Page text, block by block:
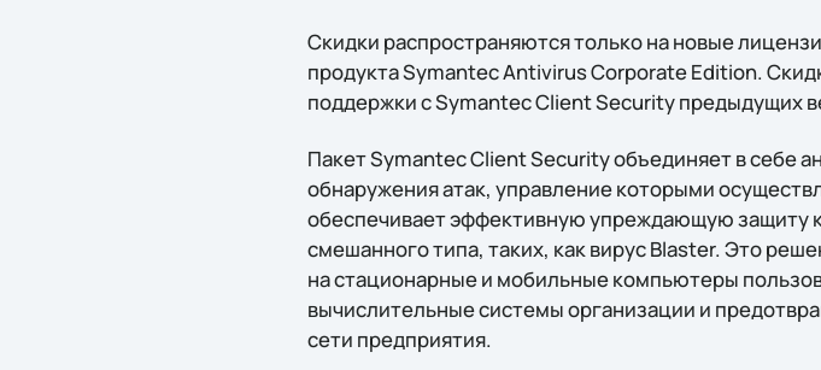
Скидки распространяются только на новые
продукта Symantec Antivirus Corporate Edition.
поддержки с Symantec Client Security предыдущих
Пакет Symantec Client Security объединяет в себе
обнаружения атак, управление которыми
обеспечивает эффективную упреждающую защиту
смешанного типа, таких, как вирус Blaster. Это
на стационарные и мобильные компьютеры
вычислительные системы организации и
сети предприятия.